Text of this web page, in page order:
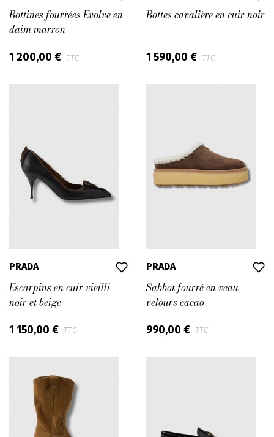
Bottines fourrées Evolve en
daim marron
1 200,00 € TTC
Bottes cavalière en cuir noir
1 590,00 € TTC
PRADA
Escarpins en cuir vieilli
noir et beige
1 150,00 € TTC
PRADA
Sabbot fourré en veau
velours cacao
990,00 € TTC